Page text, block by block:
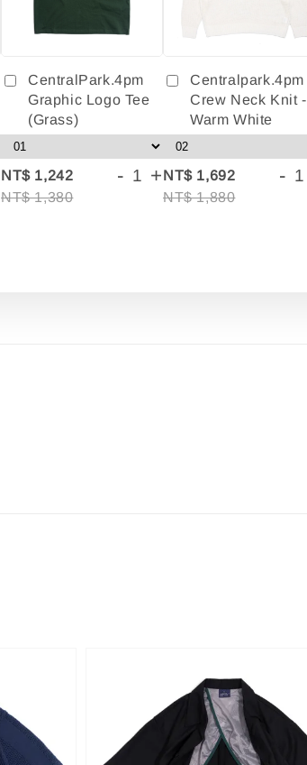
CentralPark.4pm
Graphic Logo Tee
(Grass)
NT$ 1,242
NT$ 1,380
- +
Centralpark.4pm
Crew Neck Knit -
Warm White
NT$ 1,692
NT$ 1,880
-